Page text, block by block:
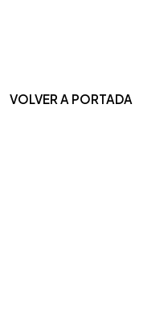
VOLVER A PORTADA